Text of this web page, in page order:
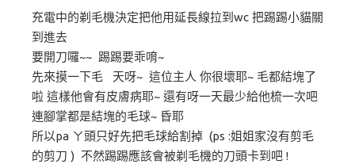
充電中的剃毛機決定把他用延長線拉到wc 把踢踢小貓關
到進去
要開刀囉~~ 踢踢要乖唷~
先來摸一下毛 天呀~ 這位主人 你很壞耶~ 毛都結塊了
啦 這樣他會有皮膚病耶~ 還有呀一天最少給他梳一次吧
連腳掌都是結塊的毛球~ 昏耶
所以pa ㄚ頭只好先把毛球給割掉 (ps :姐姐家沒有剪毛
的剪刀 ) 不然踢踢應該會被剃毛機的刀頭卡到吧 !